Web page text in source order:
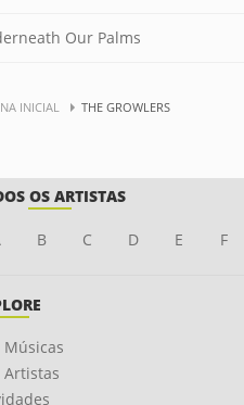
Our Palms
INICIAL THE GROWLERS
OS ARTISTAS
B C D E F
Músicas
Artistas